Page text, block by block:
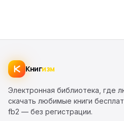
Книгизм
Электронная библиотека, где
скачать любимые книги
fb2 — без регистрации.